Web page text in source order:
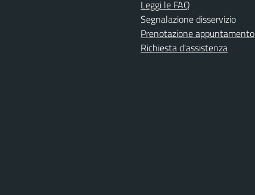
Leggi le FAQ
Segnalazione disservizio
Prenotazione appuntamento
Richiesta d'assistenza